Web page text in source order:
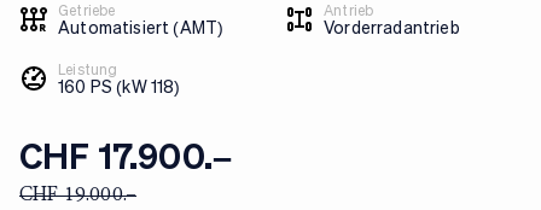
Getriebe
Automatisiert (AMT)
Antrieb
Vorderradantrieb
Leistung
160 PS (kW 118)
CHF 17.900.–
CHF 19.000.–